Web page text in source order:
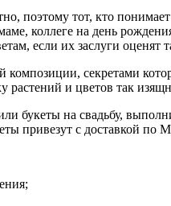
поэтому тот, кто
коллеге на день
если их заслуги оценят
композиции, секретами
и цветов так
букеты на свадьбу,
привезут с доставкой по